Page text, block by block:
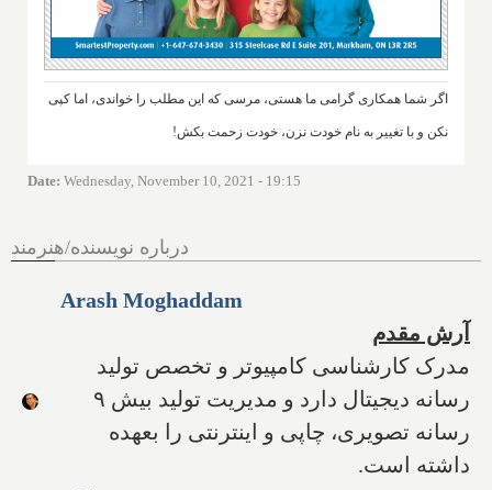
اگر شما همکاری گرامی ما هستی، مرسی که این مطلب را خواندی، اما کپی
نکن و با تغییر به نام خودت نزن، خودت زحمت بکش!
Date: Wednesday, November 10, 2021 - 19:15
درباره نویسنده/هنرمند
Arash Moghaddam
آرش مقدم
مدرک کارشناسی کامپیوتر و تخصص تولید
رسانه دیجیتال دارد و مدیریت تولید بیش ۹
رسانه تصویری، چاپی و اینترنتی را بعهده
داشته است.